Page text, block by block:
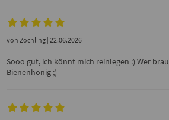
vonZöchling | 22.06.2026
Sooo gut, ich könnt mich reinlegen :) Wer
Bienenhonig ;)